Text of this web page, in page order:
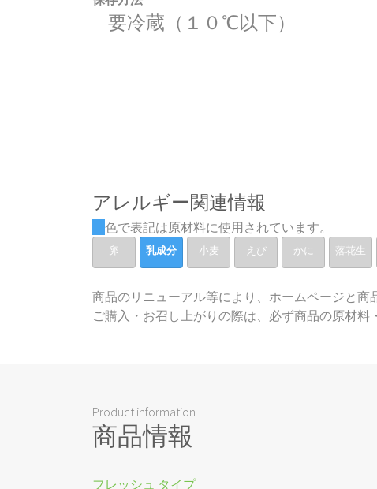
要冷蔵（１０℃以下）
アレルギー関連情報
色で表記は原材料に使用されています。
卵 乳成分 小麦 えび かに 落花生
商品のリニューアル等により、ホームページと商
ご購入・お召し上がりの際は、必ず商品の原材料
Product information
商品情報
フレッシュ タイプ